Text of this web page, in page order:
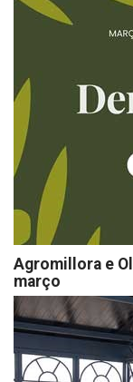
Agromillora e
março